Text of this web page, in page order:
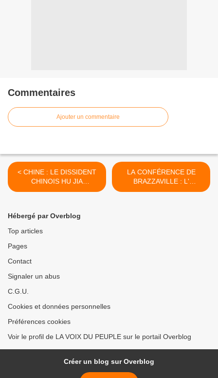
Commentaires
Ajouter un commentaire
< CHINE : LE DISSIDENT
CHINOIS HU JIA
RECOUVRE LA LIBERTÉ
LA CONFÉRENCE DE
BRAZZAVILLE : L'
ANALYSE DE L'
Hébergé par Overblog
Top articles
Pages
Contact
Signaler un abus
C.G.U.
Cookies et données personnelles
Préférences cookies
Voir le profil de LA VOIX DU PEUPLE sur le portail Overblog
Créer un blog sur Overblog